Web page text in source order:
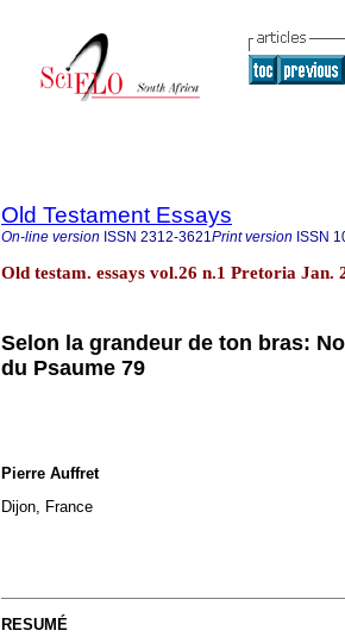
Old Testament Essays
On-line version ISSN 2312-3621Print version ISSN
Old testam. essays vol.26 n.1 Pretoria Jan.
Selon la grandeur de ton bras:
du Psaume 79
Pierre Auffret
Dijon, France
RESUMÉ